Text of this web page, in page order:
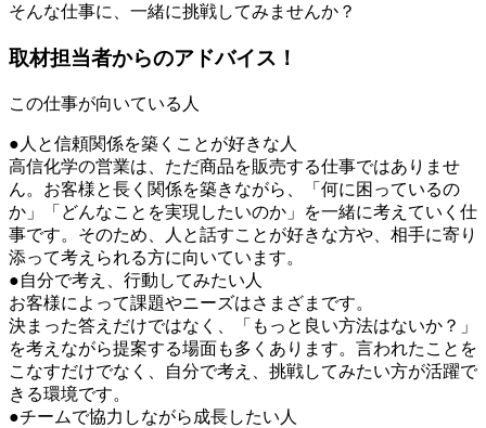
そんな仕事に、一緒に挑戦してみませんか？
取材担当者からのアドバイス！
この仕事が向いている人
●人と信頼関係を築くことが好きな人
高信化学の営業は、ただ商品を販売する仕事ではありませ
ん。お客様と長く関係を築きながら、「何に困っているの
か」「どんなことを実現したいのか」を一緒に考えていく仕
事です。そのため、人と話すことが好きな方や、相手に寄り
添って考えられる方に向いています。
●自分で考え、行動してみたい人
お客様によって課題やニーズはさまざまです。
決まった答えだけではなく、「もっと良い方法はないか？」
を考えながら提案する場面も多くあります。言われたことを
こなすだけでなく、自分で考え、挑戦してみたい方が活躍で
きる環境です。
●チームで協力しながら成長したい人